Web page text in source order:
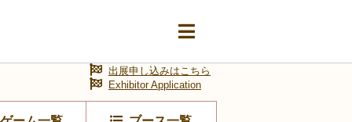
出展申し込みはこちら
Exhibitor Application